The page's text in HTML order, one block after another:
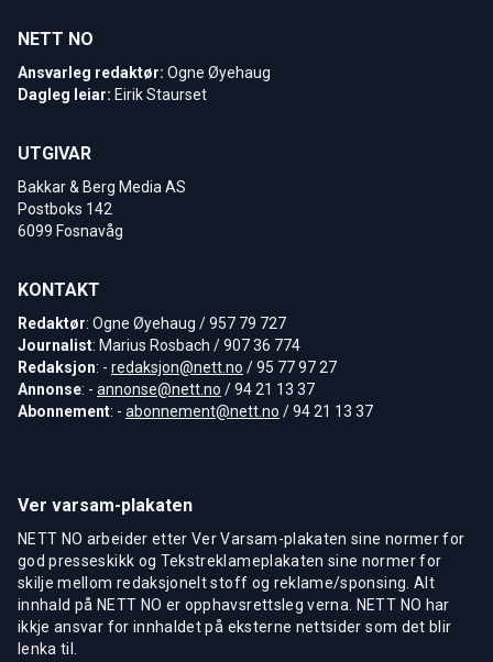
NETT NO
Ansvarleg redaktør: Ogne Øyehaug
Dagleg leiar: Eirik Staurset
UTGIVAR
Bakkar & Berg Media AS
Postboks 142
6099 Fosnavåg
KONTAKT
Redaktør: Ogne Øyehaug / 957 79 727
Journalist: Marius Rosbach / 907 36 774
Redaksjon: - redaksjon@nett.no / 95 77 97 27
Annonse: - annonse@nett.no / 94 21 13 37
Abonnement: - abonnement@nett.no / 94 21 13 37
Ver varsam-plakaten
NETT NO arbeider etter Ver Varsam-plakaten sine normer for
god presseskikk og Tekstreklameplakaten sine normer for
skilje mellom redaksjonelt stoff og reklame/sponsing. Alt
innhald på NETT NO er opphavsrettsleg verna. NETT NO har
ikkje ansvar for innhaldet på eksterne nettsider som det blir
lenka til.